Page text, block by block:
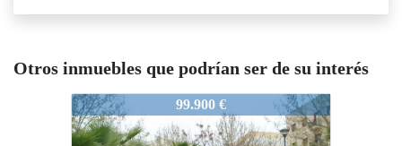
Otros inmuebles que podrían ser de su interés
2781-NaveenArroyo
99.900 €
2781-NaveenArroyo
68.000 €